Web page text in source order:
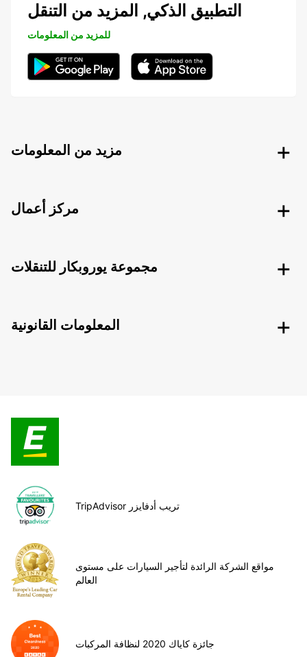
التطبيق الذكي, المزيد من التنقل
للمزيد من المعلومات
مزيد من المعلومات
مركز أعمال
مجموعة يوروبكار للتنقلات
المعلومات القانونية
TripAdvisor تريب أدفايزر
مواقع الشركة الرائدة لتأجير السيارات على مستوى
العالم
جائزة كاياك 2020 لنظافة المركبات